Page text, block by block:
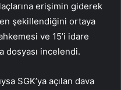
erişimin giderek
şekillendiğini ortaya
ve 15’i idare
dosyası incelendi.
SGK’ya açılan dava